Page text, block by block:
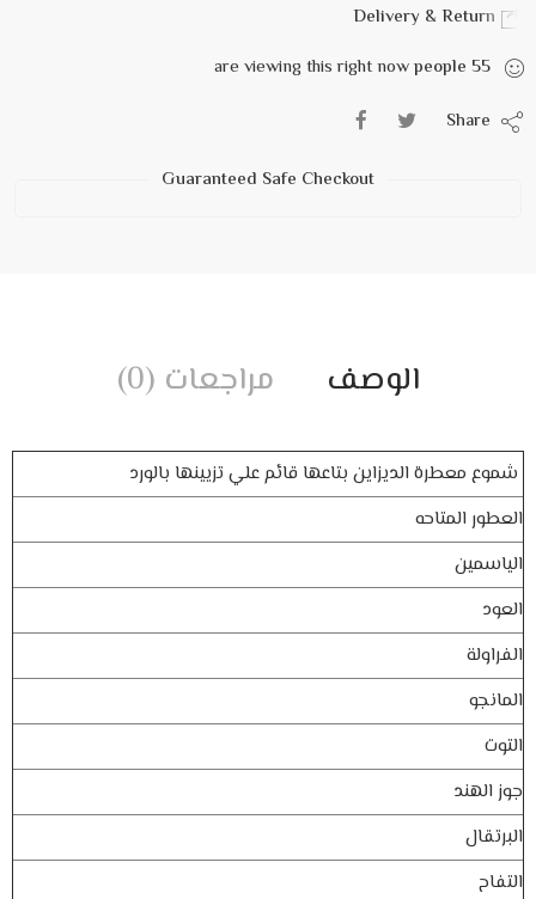
55
people
Guaranteed Safe Checkout
الوصف مراجعات (0)
شموع معطرة الديزاين بتاعها قائم علي تزيينها بالورد
العطور المتاحه
‏الياسمين
‏العود
‏الفراولة
المانجو
التوت
‏جوز الهند
‏البرتقال
التفاح